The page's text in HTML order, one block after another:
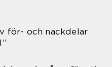
för- och nackdelar